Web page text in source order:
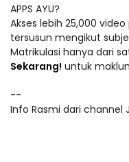
APPS AYU?
Akses lebih 25,000
tersusun mengikut
Matrikulasi hanya dari
Sekarang! untuk
--
Info Rasmi dari channel